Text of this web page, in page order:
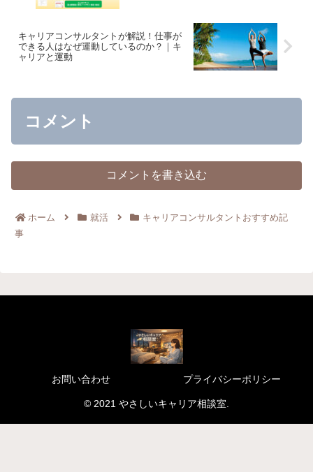
キャリアコンサルタントが解説！仕事が
できる人はなぜ運動しているのか？｜キ
ャリアと運動
コメント
コメントを書き込む
ホーム 就活
キャリアコンサルタントおすすめ記
事
お問い合わせ プライバシーポリシー
© 2021 やさしいキャリア相談室.